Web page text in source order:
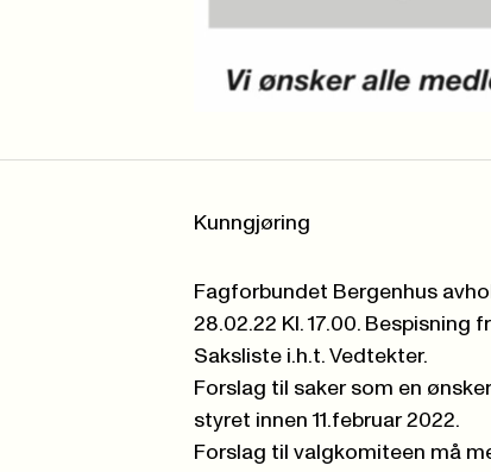
Kunngjøring
Fagforbundet Bergenhus
28.02.22 Kl. 17.00. Bespisning
Saksliste i.h.t. Vedtekter.
Forslag til saker som en
styret innen 11.februar 2022.
Forslag til valgkomiteen må